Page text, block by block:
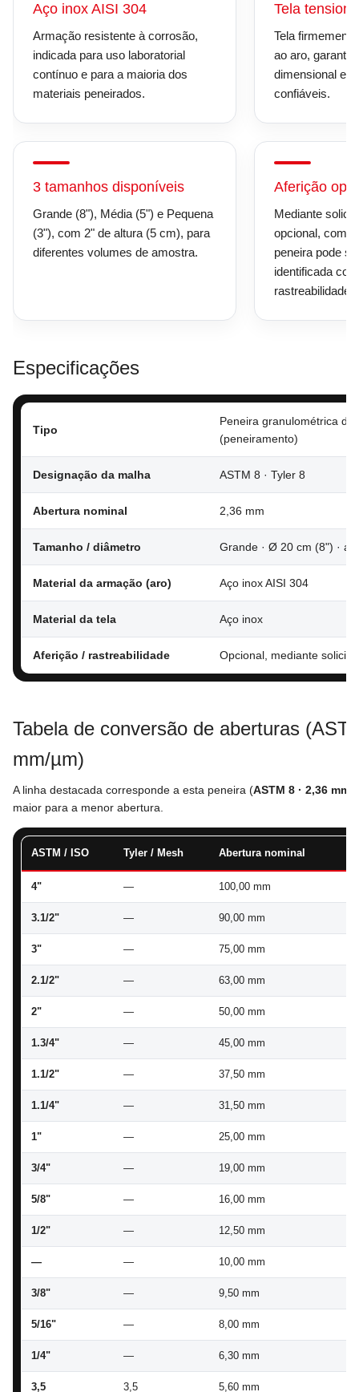
Aço inox AISI 304
Armação resistente à corrosão,
indicada para uso laboratorial
contínuo e para a maioria dos
materiais peneirados.
Tela
Tela
ao aro,
dimensional e
confiáveis.
3 tamanhos disponíveis
Grande (8"), Média (5") e Pequena
(3"), com 2" de altura (5 cm), para
diferentes volumes de amostra.
Aferição
Mediante
opcional, com
peneira pode
identificada
rastreabilidade.
Especificações
Tipo
Peneira granulométrica de
(peneiramento)
Designação da malha ASTM 8 · Tyler 8
Abertura nominal 2,36 mm
Tamanho / diâmetro Grande · Ø 20 cm (8") ·
Material da armação (aro) Aço inox AISI 304
Material da tela Aço inox
Aferição / rastreabilidade Opcional, mediante
Tabela de conversão de aberturas
mm/µm)
A linha destacada corresponde a esta peneira (ASTM 8 · 2,36 mm
maior para a menor abertura.
ASTM / ISO Tyler / Mesh Abertura nominal
4" — 100,00 mm
3.1/2" — 90,00 mm
3" — 75,00 mm
2.1/2" — 63,00 mm
2" — 50,00 mm
1.3/4" — 45,00 mm
1.1/2" — 37,50 mm
1.1/4" — 31,50 mm
1" — 25,00 mm
3/4" — 19,00 mm
5/8" — 16,00 mm
1/2" — 12,50 mm
— — 10,00 mm
3/8" — 9,50 mm
5/16" — 8,00 mm
1/4" — 6,30 mm
3,5 3,5 5,60 mm